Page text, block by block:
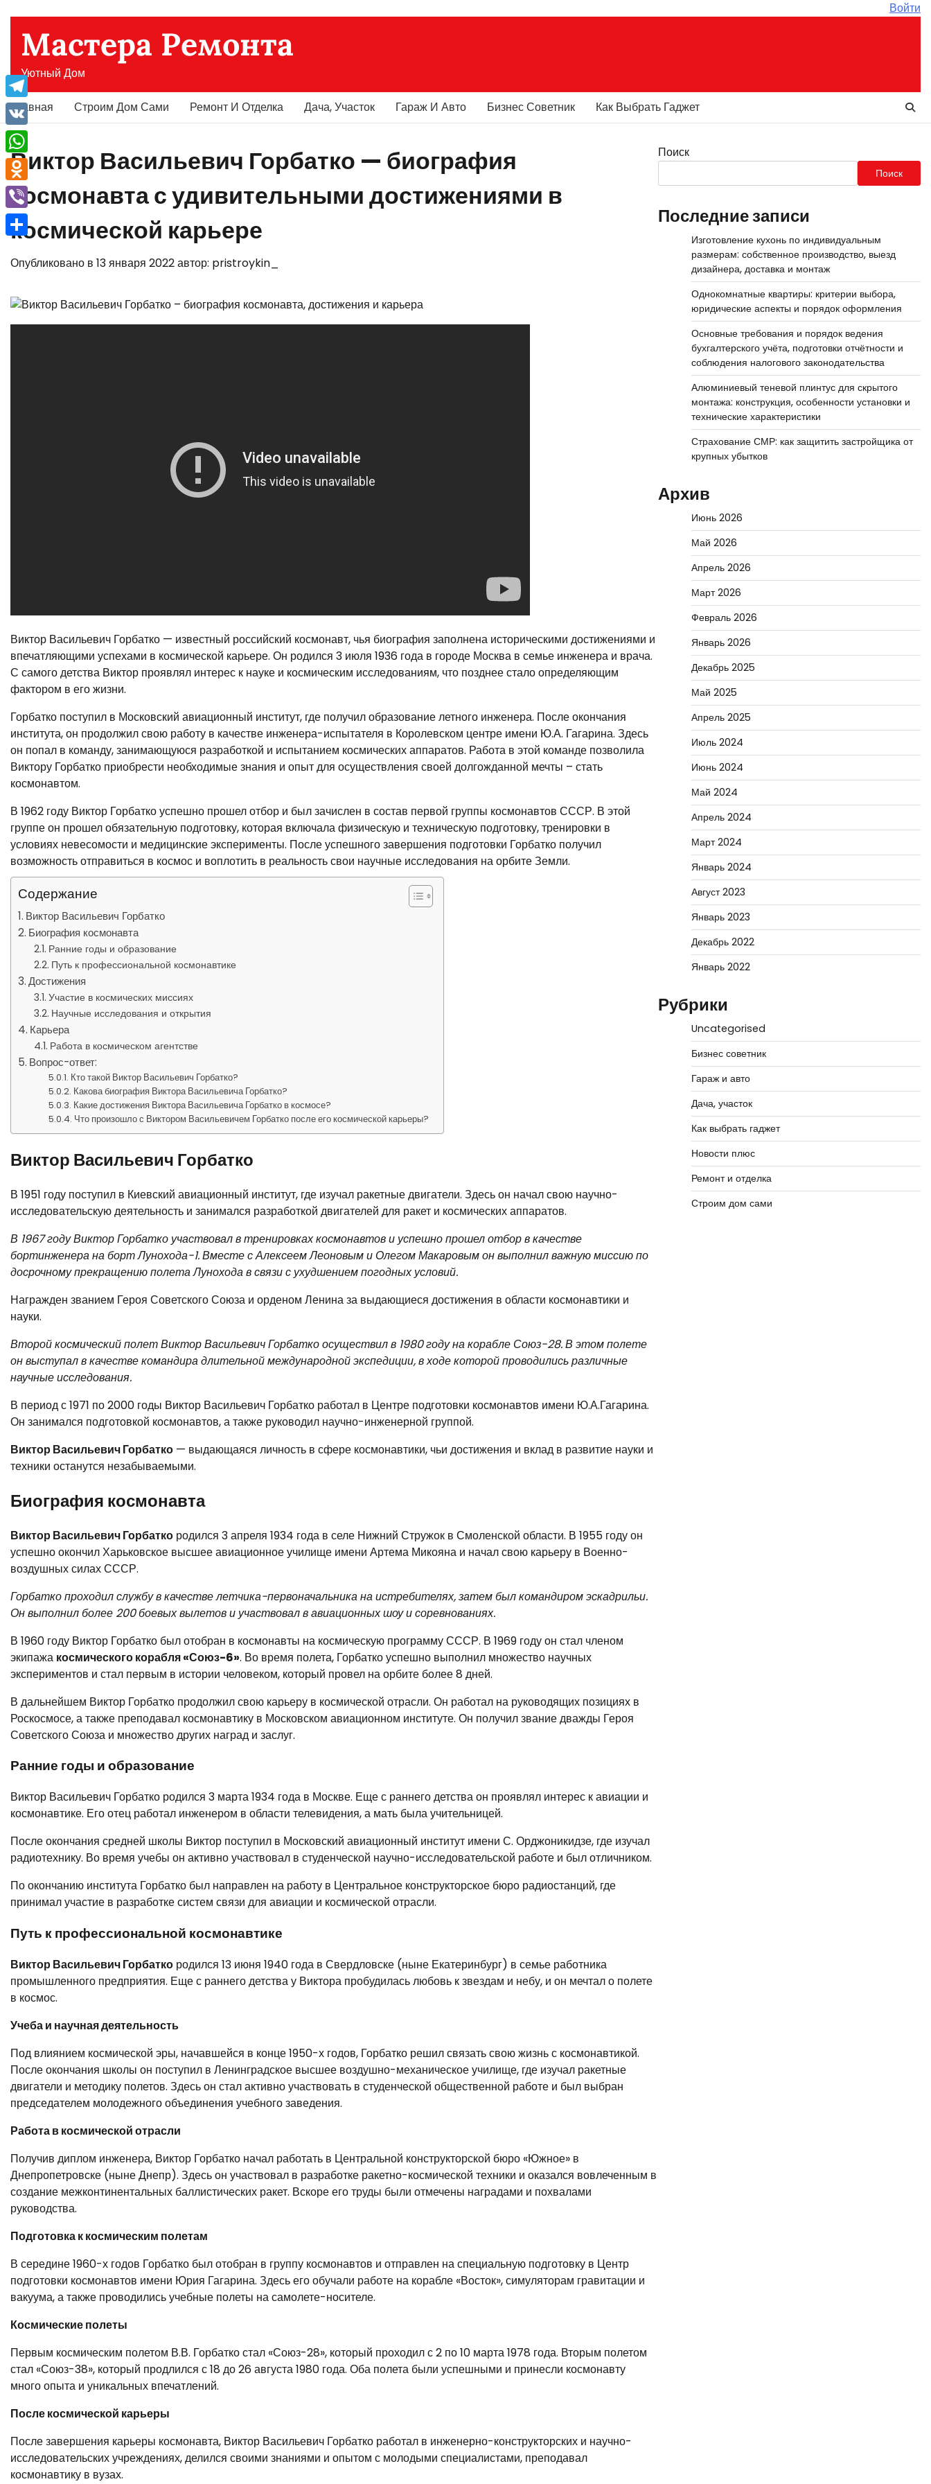
содержимому
Войти
Мастера Ремонта
Уютный Дом
Главная Строим Дом Сами Ремонт И Отделка Дача, Участок Гараж И Авто Бизнес Советник Как Выбрать Гаджет
Виктор Васильевич Горбатко — биография
космонавта с удивительными достижениями в
космической карьере
Опубликовано в 13 января 2022автор: pristroykin_
Виктор Васильевич Горбатко — известный российский космонавт, чья биография заполнена историческими достижениями и
впечатляющими успехами в космической карьере. Он родился 3 июля 1936 года в городе Москва в семье инженера и врача.
С самого детства Виктор проявлял интерес к науке и космическим исследованиям, что позднее стало определяющим
фактором в его жизни.
Горбатко поступил в Московский авиационный институт, где получил образование летного инженера. После окончания
института, он продолжил свою работу в качестве инженера-испытателя в Королевском центре имени Ю.А. Гагарина. Здесь
он попал в команду, занимающуюся разработкой и испытанием космических аппаратов. Работа в этой команде позволила
Виктору Горбатко приобрести необходимые знания и опыт для осуществления своей долгожданной мечты – стать
космонавтом.
В 1962 году Виктор Горбатко успешно прошел отбор и был зачислен в состав первой группы космонавтов СССР. В этой
группе он прошел обязательную подготовку, которая включала физическую и техническую подготовку, тренировки в
условиях невесомости и медицинские эксперименты. После успешного завершения подготовки Горбатко получил
возможность отправиться в космос и воплотить в реальность свои научные исследования на орбите Земли.
Содержание
Виктор Васильевич Горбатко
Биография космонавта
Ранние годы и образование
Путь к профессиональной космонавтике
Достижения
Участие в космических миссиях
Научные исследования и открытия
Карьера
Работа в космическом агентстве
Вопрос-ответ:
Кто такой Виктор Васильевич Горбатко?
Какова биография Виктора Васильевича Горбатко?
Какие достижения Виктора Васильевича Горбатко в космосе?
Что произошло с Виктором Васильевичем Горбатко после его космической карьеры?
Виктор Васильевич Горбатко
В 1951 году поступил в Киевский авиационный институт, где изучал ракетные двигатели. Здесь он начал свою научно-
исследовательскую деятельность и занимался разработкой двигателей для ракет и космических аппаратов.
В 1967 году Виктор Горбатко участвовал в тренировках космонавтов и успешно прошел отбор в качестве
бортинженера на борт Лунохода-1. Вместе с Алексеем Леоновым и Олегом Макаровым он выполнил важную миссию по
досрочному прекращению полета Лунохода в связи с ухудшением погодных условий.
Награжден званием Героя Советского Союза и орденом Ленина за выдающиеся достижения в области космонавтики и
науки.
Второй космический полет Виктор Васильевич Горбатко осуществил в 1980 году на корабле Союз-28. В этом полете
он выступал в качестве командира длительной международной экспедиции, в ходе которой проводились различные
научные исследования.
В период с 1971 по 2000 годы Виктор Васильевич Горбатко работал в Центре подготовки космонавтов имени Ю.А.Гагарина.
Он занимался подготовкой космонавтов, а также руководил научно-инженерной группой.
Виктор Васильевич Горбатко — выдающаяся личность в сфере космонавтики, чьи достижения и вклад в развитие науки и
техники останутся незабываемыми.
Биография космонавта
Виктор Васильевич Горбатко родился 3 апреля 1934 года в селе Нижний Стружок в Смоленской области. В 1955 году он
успешно окончил Харьковское высшее авиационное училище имени Артема Микояна и начал свою карьеру в Военно-
воздушных силах СССР.
Горбатко проходил службу в качестве летчика-первоначальника на истребителях, затем был командиром эскадрильи.
Он выполнил более 200 боевых вылетов и участвовал в авиационных шоу и соревнованиях.
В 1960 году Виктор Горбатко был отобран в космонавты на космическую программу СССР. В 1969 году он стал членом
экипажа космического корабля «Союз-6». Во время полета, Горбатко успешно выполнил множество научных
экспериментов и стал первым в истории человеком, который провел на орбите более 8 дней.
В дальнейшем Виктор Горбатко продолжил свою карьеру в космической отрасли. Он работал на руководящих позициях в
Роскосмосе, а также преподавал космонавтику в Московском авиационном институте. Он получил звание дважды Героя
Советского Союза и множество других наград и заслуг.
Ранние годы и образование
Виктор Васильевич Горбатко родился 3 марта 1934 года в Москве. Еще с раннего детства он проявлял интерес к авиации и
космонавтике. Его отец работал инженером в области телевидения, а мать была учительницей.
После окончания средней школы Виктор поступил в Московский авиационный институт имени С. Орджоникидзе, где изучал
радиотехнику. Во время учебы он активно участвовал в студенческой научно-исследовательской работе и был отличником.
По окончанию института Горбатко был направлен на работу в Центральное конструкторское бюро радиостанций, где
принимал участие в разработке систем связи для авиации и космической отрасли.
Путь к профессиональной космонавтике
Виктор Васильевич Горбатко родился 13 июня 1940 года в Свердловске (ныне Екатеринбург) в семье работника
промышленного предприятия. Еще с раннего детства у Виктора пробудилась любовь к звездам и небу, и он мечтал о полете
в космос.
Учеба и научная деятельность
Под влиянием космической эры, начавшейся в конце 1950-х годов, Горбатко решил связать свою жизнь с космонавтикой.
После окончания школы он поступил в Ленинградское высшее воздушно-механическое училище, где изучал ракетные
двигатели и методику полетов. Здесь он стал активно участвовать в студенческой общественной работе и был выбран
председателем молодежного объединения учебного заведения.
Работа в космической отрасли
Получив диплом инженера, Виктор Горбатко начал работать в Центральной конструкторской бюро «Южное» в
Днепропетровске (ныне Днепр). Здесь он участвовал в разработке ракетно-космической техники и оказался вовлеченным в
создание межконтинентальных баллистических ракет. Вскоре его труды были отмечены наградами и похвалами
руководства.
Подготовка к космическим полетам
В середине 1960-х годов Горбатко был отобран в группу космонавтов и отправлен на специальную подготовку в Центр
подготовки космонавтов имени Юрия Гагарина. Здесь его обучали работе на корабле «Восток», симуляторам гравитации и
вакуума, а также проводились учебные полеты на самолете-носителе.
Космические полеты
Первым космическим полетом В.В. Горбатко стал «Союз-28», который проходил с 2 по 10 марта 1978 года. Вторым полетом
стал «Союз-38», который продлился с 18 до 26 августа 1980 года. Оба полета были успешными и принесли космонавту
много опыта и уникальных впечатлений.
После космической карьеры
После завершения карьеры космонавта, Виктор Васильевич Горбатко работал в инженерно-конструкторских и научно-
исследовательских учреждениях, делился своими знаниями и опытом с молодыми специалистами, преподавал
космонавтику в вузах.
Поиск
Поиск
Последние записи
Изготовление кухонь по индивидуальным
размерам: собственное производство, выезд
дизайнера, доставка и монтаж
Однокомнатные квартиры: критерии выбора,
юридические аспекты и порядок оформления
Основные требования и порядок ведения
бухгалтерского учёта, подготовки отчётности и
соблюдения налогового законодательства
Алюминиевый теневой плинтус для скрытого
монтажа: конструкция, особенности установки и
технические характеристики
Страхование СМР: как защитить застройщика от
крупных убытков
Архив
Июнь 2026
Май 2026
Апрель 2026
Март 2026
Февраль 2026
Январь 2026
Декабрь 2025
Май 2025
Апрель 2025
Июль 2024
Июнь 2024
Май 2024
Апрель 2024
Март 2024
Январь 2024
Август 2023
Январь 2023
Декабрь 2022
Январь 2022
Рубрики
Uncategorised
Бизнес советник
Гараж и авто
Дача, участок
Как выбрать гаджет
Новости плюс
Ремонт и отделка
Строим дом сами
Telegram
VK
WhatsApp
Odnoklassniki
Viber